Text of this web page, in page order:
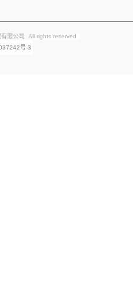
有限公司 All rights reserved
号-3